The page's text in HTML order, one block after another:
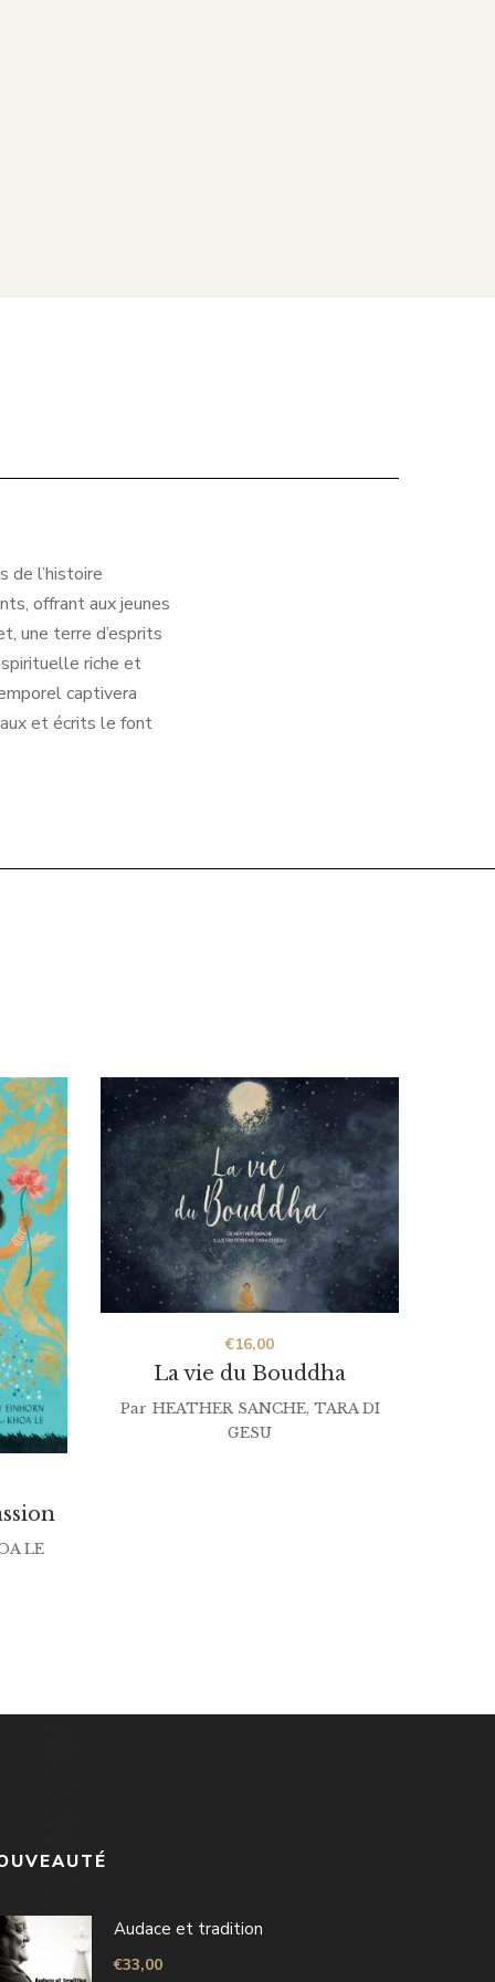
de l’histoire
offrant aux jeunes
une terre d’esprits
riche et
captivera
et écrits le font
LE
La vie du Bouddha
€16,00
Par HEATHER SANCHE, TARA DI
GESU
Audace et tradition
€33,00